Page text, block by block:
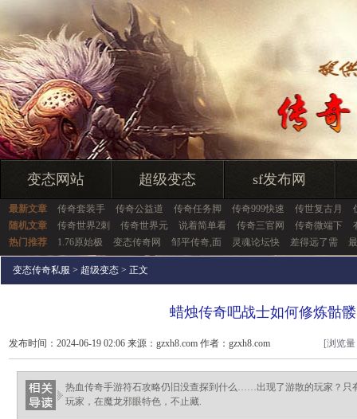
变态网站 超级变态 sf发布网
最新文章 传奇套装手 传奇公益道 传奇任务脚 传奇999快速 传世复古月
随机文章
传奇世界2刺 传奇世界元 说着简单看 传奇三官网 传奇微端下
热门推荐
1.76原始极 变态传奇网 邹平传奇,面 灵魂论坛快 差得远了需
变态传奇私服 > 超级变态 > 正文
蜡烛传奇吧战士如何修炼骷
发布时间：2024-06-19 02:06 来源：gzxh8.com 作者：gzxh8.com [浏览
热血传奇手游符石攻略仍旧没查探到什么……出现了游散的玩家？只
玩家，在魔龙邪眼特色，不止藏.